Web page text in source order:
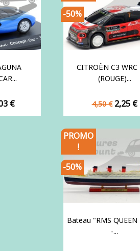
€
CITROËN C3 WRC
(ROUGE)...
Prix
de
4,50 € Prix
2,25 €
-50%
Bateau "RMS QUEEN
-...
PROMO
!
-50%